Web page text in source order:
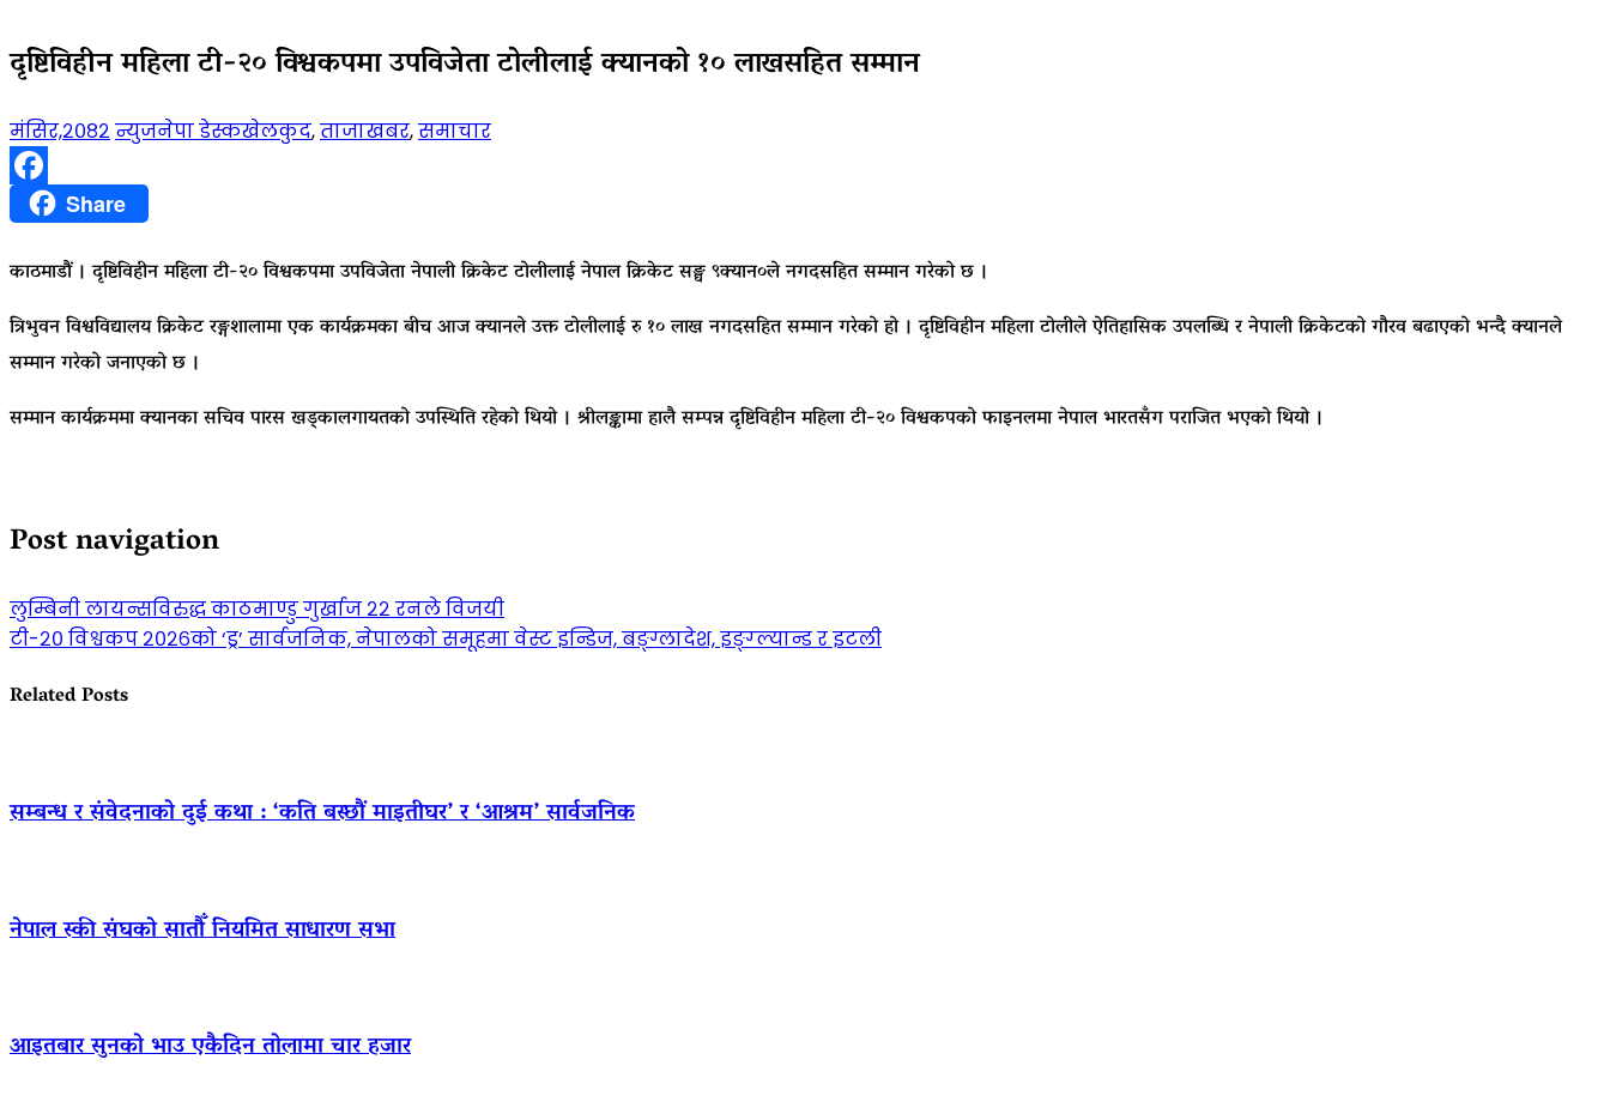
दृष्टिविहीन महिला टी-२० विश्वकपमा उपविजेता टोलीलाई क्यानको १० लाखसहित सम्मान
मंसिर,२०८२ न्युजनेपा डेस्कखेलकुद,ताजाखबर,समाचार
FacebookShare
काठमाडौं । दृष्टिविहीन महिला टी-२० विश्वकपमा उपविजेता नेपाली क्रिकेट टोलीलाई नेपाल क्रिकेट सङ्घ ९क्यान०ले नगदसहित सम्मान गरेको छ ।
त्रिभुवन विश्वविद्यालय क्रिकेट रङ्गशालामा एक कार्यक्रमका बीच आज क्यानले उक्त टोलीलाई रु १० लाख नगदसहित सम्मान गरेको हो । दृष्टिविहीन महिला टोलीले ऐतिहासिक उपलब्धि र नेपाली क्रिकेटको गौरव बढाएको भन्दै क्यानले
सम्मान गरेको जनाएको छ ।
सम्मान कार्यक्रममा क्यानका सचिव पारस खड्कालगायतको उपस्थिति रहेको थियो । श्रीलङ्कामा हालै सम्पन्न दृष्टिविहीन महिला टी-२० विश्वकपको फाइनलमा नेपाल भारतसँग पराजित भएको थियो ।
Post navigation
लुम्बिनी लायन्सविरुद्ध काठमाण्डु गुर्खाज २२ रनले विजयी
टी-२० विश्वकप २०२६को ‘ड्र’ सार्वजनिक, नेपालको समूहमा वेस्ट इन्डिज, बङ्ग्लादेश, इङ्ग्ल्यान्ड र इटली
Related Posts
सम्बन्ध र संवेदनाको दुई कथा : ‘कति बस्छौं माइतीघर’ र ‘आश्रम’ सार्वजनिक
नेपाल स्की संघको सातौँ नियमित साधारण सभा
आइतबार सुनको भाउ एकैदिन तोलामा चार हजार